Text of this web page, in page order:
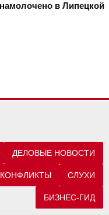
в Липецкой
ДЕЛОВЫЕ НОВОСТИ
СЛУХИ
БИЗНЕС-ГИД